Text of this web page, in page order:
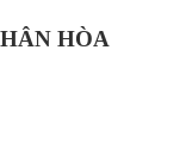
HÒA